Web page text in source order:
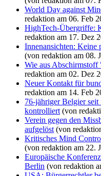
World Day against
redaktion am 06. Feb
HighTech-Übergriffe:
redaktion am 17. Dez
Innenansichten: Keine
(von redaktion am 08.
Wie aus
redaktion am 02. Dez
Neuer Kontakt für
redaktion am 14. Feb
76-jähriger Belgier seit
kontrolliert (von
Verein gegen den
aufgelöst (von
Kritisches Mind
(von redaktion am 22.
Europäische
Berlin (von redaktion